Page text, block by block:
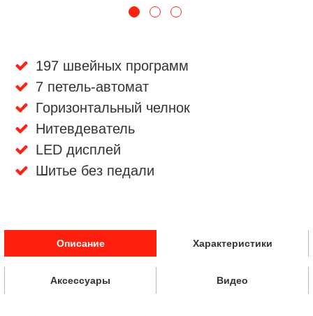
197 швейных программ
7 петель-автомат
Горизонтальный челнок
Нитевдеватель
LED дисплей
Шитье без педали
Описание Характеристики
Аксессуары Видео